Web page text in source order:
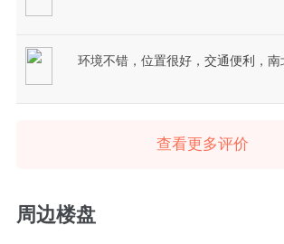
环境不错，位置很好，交通便利，南
查看更多评价
周边楼盘